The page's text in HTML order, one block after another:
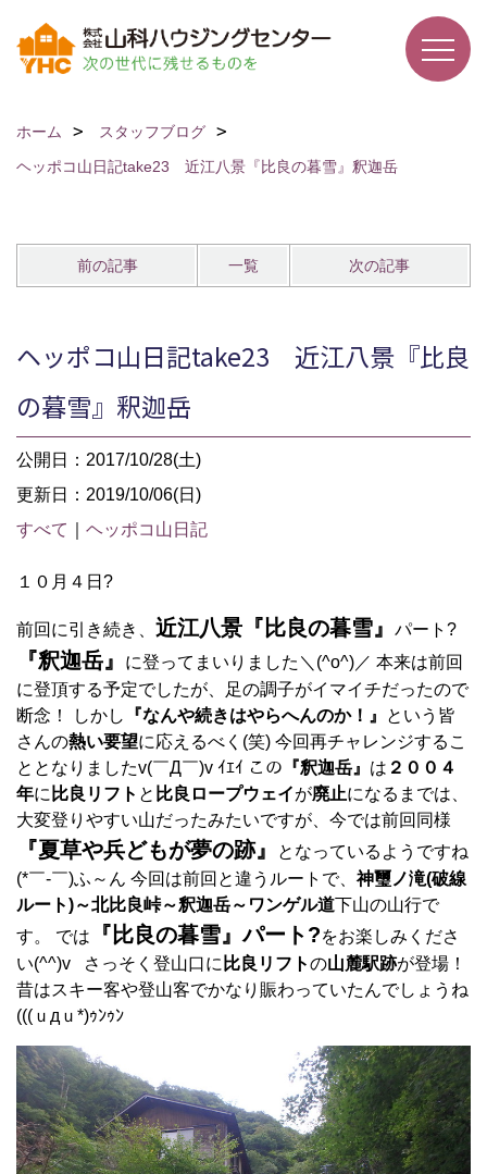
ホーム
スタッフブログ
ヘッポコ山日記take23 近江八景『比良の暮雪』釈迦岳
前の記事 一覧 次の記事
ヘッポコ山日記take23 近江八景『比良
の暮雪』釈迦岳
公開日：2017/10/28(土)
更新日：2019/10/06(日)
すべて
ヘッポコ山日記
１０月４日?
前回に引き続き、 近江八景『比良の暮雪』 パート?
『釈迦岳』
に登ってまいりました＼(^o^)／ 本来は前回
に登頂する予定でしたが、足の調子がイマイチだったので
断念！ しかし
『なんや続きはやらへんのか！』
という皆
さんの熱い要望に応えるべく(笑) 今回再チャレンジするこ
ととなりましたv(￣Д￣)v ｲｴｲ この 『釈迦岳』 は ２００４
年に 比良リフト と 比良ロープウェイが廃止になるまでは、
大変登りやすい山だったみたいですが、今では前回同様
『夏草や兵どもが夢の跡』
となっているようですね
(*￣-￣)ふ～ん 今回は前回と違うルートで、神璽ノ滝(破線
ルート)～北比良峠～釈迦岳～ワンゲル道下山の山行で
す。 では
『比良の暮雪』パート?をお楽しみくださ
い(^^)v さっそく登山口に 比良リフトの山麓駅跡が登場！
昔はスキー客や登山客でかなり賑わっていたんでしょうね
(((ｕдｕ*)ｩﾝｩﾝ